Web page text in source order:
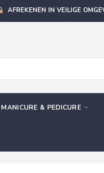
AFREKENEN IN VEILIGE
MANICURE & PEDICURE